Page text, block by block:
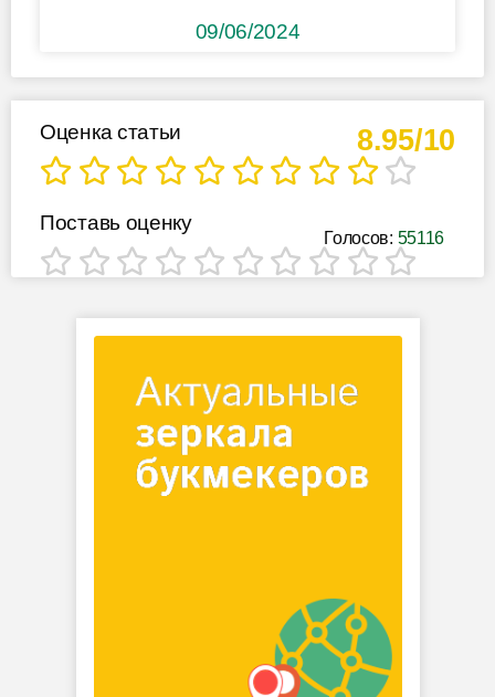
09/06/2024
8.95/10
Оценка статьи
Голосов: 55116
Поставь оценку